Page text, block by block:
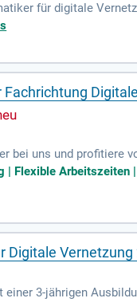
für digitale
Dann bist du genau
sind von Vorteil.
bei uns und profitiere
steigt. Bei
alle erforderlichen
zur Verfügung.
| Flexible
Digitale Vernetzung
3-jährigen